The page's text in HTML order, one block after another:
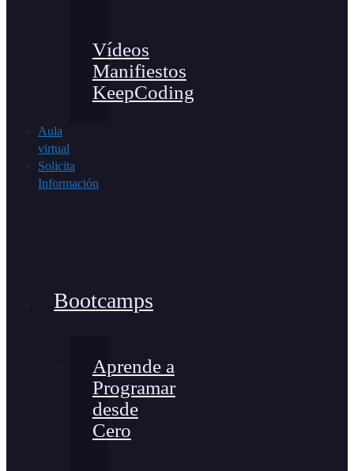
Vídeos
Manifiestos
KeepCoding
Aula
virtual
Solicita
Información
Bootcamps
Aprende a
Programar
desde
Cero